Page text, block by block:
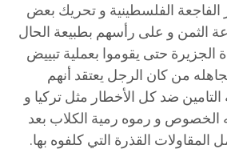
الفاجعة الفلسطينية و تحريك بعض
الثمن و على رأسهم بطبيعة الحال
الجزيرة حتى يقوموا بعملية تبييض
من كان الرجل يعتقد أنهم
التامين ضد كل الأخطار مثل تركيا و
و رموه رمية الكلاب بعد
المقاولات القذرة التي كلفوه بها.